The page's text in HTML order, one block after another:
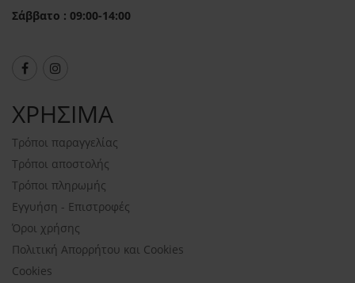
Σάββατο : 09:00-14:00
ΧΡΗΣΙΜΑ
Τρόποι παραγγελίας
Τρόποι αποστολής
Τρόποι πληρωμής
Εγγυήση - Επιστροφές
Όροι χρήσης
Πολιτική Απορρήτου και Cookies
Cookies